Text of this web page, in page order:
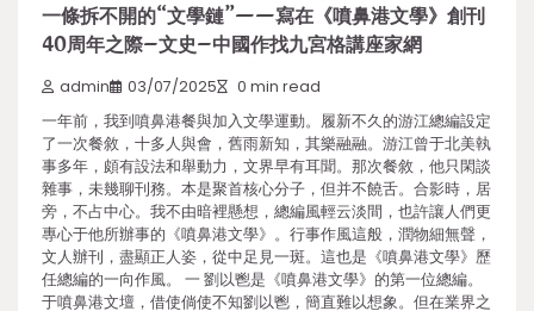
一條拆不開的“文學鏈”——寫在《噴鼻港文學》創刊
40周年之際–文史–中國作找九宮格講座家網
admin 03/07/2025 0 min read
一年前，我到噴鼻港餐與加入文學運動。履新不久的游江總編設定
了一次餐敘，十多人與會，舊雨新知，其樂融融。游江曾于北美執
事多年，頗有設法和舉動力，文界早有耳聞。那次餐敘，他只閑談
雜事，未幾聊刊務。本是聚首核心分子，但并不饒舌。合影時，居
旁，不占中心。我不由暗裡懸想，總編風輕云淡間，也許讓人們更
專心于他所辦事的《噴鼻港文學》。行事作風這般，潤物細無聲，
文人辦刊，盡顯正人姿，從中足見一斑。這也是《噴鼻港文學》歷
任總編的一向作風。 一 劉以鬯是《噴鼻港文學》的第一位總編。
于噴鼻港文壇，借使倘使不知劉以鬯，簡直難以想象。但在業界之